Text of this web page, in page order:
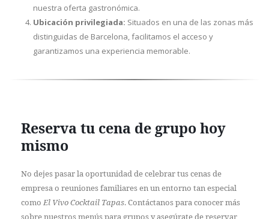
nuestra oferta gastronómica.
Ubicación privilegiada: Situados en una de las zonas más
distinguidas de Barcelona, facilitamos el acceso y
garantizamos una experiencia memorable.
Reserva tu cena de grupo hoy
mismo
No dejes pasar la oportunidad de celebrar tus cenas de
empresa o reuniones familiares en un entorno tan especial
como El Vivo Cocktail Tapas. Contáctanos para conocer más